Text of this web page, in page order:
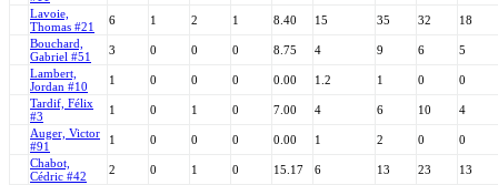
Lavoie,
Thomas #21
6 1 2 1 8.40 15 35 32
18
Bouchard,
Gabriel #51
3 0 0 0 8.75 4 9 6
5
Lambert,
Jordan #10
1 0 0 0 0.00 1.2 1 0
0
Tardif, Félix
#3
1 0 1 0 7.00 4 6 10
4
Auger, Victor
#91
1 0 0 0 0.00 1 2 0
0
Chabot,
Cédric #42
2 0 1 0 15.17 6 13 23
13